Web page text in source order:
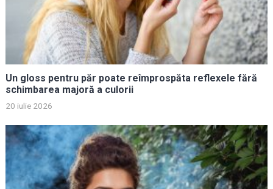
Un gloss pentru păr poate reîmprospăta reflexele fără
schimbarea majoră a culorii
20 iulie 2026